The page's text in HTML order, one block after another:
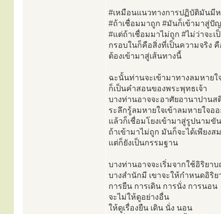
#เหมือนแนวทางการปฏิบัติมันมี
#ถ้าเชื่อมมาถูก #มันก็เข้ามาสู่ปั
#แต่ถ้าเชื่อมมาไม่ถูก #ไม่ว่าจะ
กรอบในก็คือสิ่งที่เป็นความจริง
ต้องเข้ามาสู่เส้นทางนี้
ฉะนั้นท่านจะเข้ามาทางลมหายใ
ก็เป็นคำสอนของพระพุทธเจ้า
บางท่านอาจจะอาศัยอานาปานส
ระลึกรู้ลมหายใจเข้าลมหายใจอ
แล้วก็เชื่อมโยงเข้ามาสู่รูปนามขั
ถ้าเข้ามาไม่ถูก มันก็จะได้เพียงส
แต่ก็ยังเป็นกรรมฐาน
บางท่านอาจจะเริ่มจากใช้อิริยา
บางสำนักมี เขาจะให้กำหนดอิริ
การยืน การเดิน การนั่ง การนอน
จะไม่ให้ดูอย่างอื่น
ให้ดูเรื่องยืน เดิน นั่ง นอน